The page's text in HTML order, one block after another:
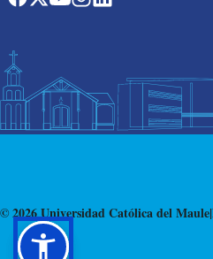
© 2026 Universidad Católica del Maule|